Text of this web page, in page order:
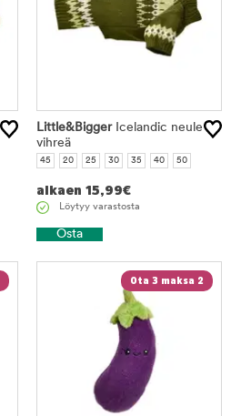
Little&BiggerIcelandic neule
vihreä
45 20 25 30 35 40 50
alkaen 15,99€
Löytyy varastosta
Osta
Ota 3 maksa 2